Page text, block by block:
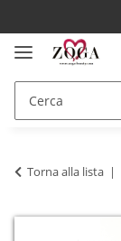
Torna alla lista